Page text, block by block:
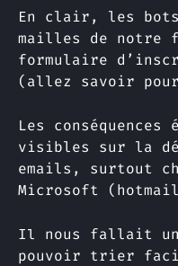
En clair, les
mailles de
formulaire
(allez savoir
Les
visibles sur la
emails, surtout
Microsoft
Il nous fallait
pouvoir trier